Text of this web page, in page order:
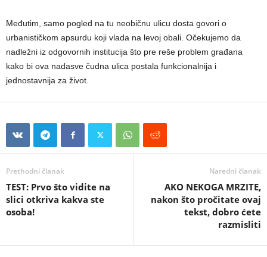
Međutim, samo pogled na tu neobičnu ulicu dosta govori o
urbanističkom apsurdu koji vlada na levoj obali. Očekujemo da
nadležni iz odgovornih institucija što pre reše problem građana
kako bi ova nadasve čudna ulica postala funkcionalnija i
jednostavnija za život.
Prethodni članak
TEST: Prvo što vidite na
slici otkriva kakva ste
osoba!
Naredni članak
AKO NEKOGA MRZITE,
nakon što pročitate ovaj
tekst, dobro ćete
razmisliti